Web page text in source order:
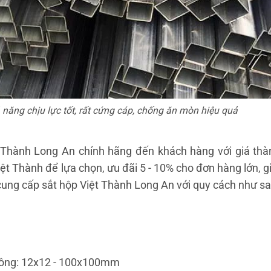
chịu lực tốt, rất cứng cáp, chống ăn mòn hiệu quả
Long An chính hãng đến khách hàng với giá
Thành để lựa chọn, ưu đãi 5 - 10% cho đơn hàng lớn,
cấp sắt hộp Việt Thành Long An với quy cách như
12x12 - 100x100mm